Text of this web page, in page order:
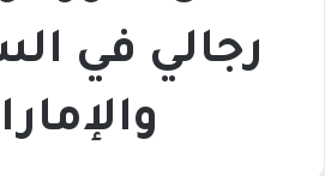
رجالي في